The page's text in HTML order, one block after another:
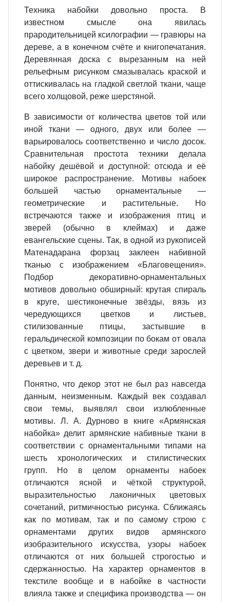
Техника набойки довольно проста. В
известном смысле она явилась
прародительницей ксилографии — гравюры на
дереве, а в конечном счёте и книгопечатания.
Деревянная доска с вырезанным на ней
рельефным рисунком смазывалась краской и
оттискивалась на гладкой светлой ткани, чаще
всего холщовой, реже шерстяной.
В зависимости от количества цветов той или
иной ткани — одного, двух или более —
варьировалось соответственно и число досок.
Сравнительная простота техники делала
набойку дешёвой и доступной: отсюда и её
широкое распространение. Мотивы набоек
большей частью орнаментальные —
геометрические и растительные. Но
встречаются также и изображения птиц и
зверей (обычно в клеймах) и даже
евангельские сцены. Так, в одной из рукописей
Матенадарана форзац заклеен набивной
тканью с изображением «Благовещения».
Подбор декоративно‐орнаментальных
мотивов довольно обширный: крутая спираль
в круге, шестиконечные звёзды, вязь из
чередующихся цветков и листьев,
стилизованные птицы, застывшие в
геральдической композиции по бокам от овала
с цветком, звери и животные среди зарослей
деревьев и т. д.
Понятно, что декор этот не был раз навсегда
данным, неизменным. Каждый век создавал
свои темы, выявлял свои излюбленные
мотивы. Л. А. Дурново в книге «Армянская
набойка» делит армянские набивные ткани в
соответствии с орнаментальными типами на
шесть хронологических и стилистических
групп. Но в целом орнаменты набоек
отличаются ясной и чёткой структурой,
выразительностью лаконичных цветовых
сочетаний, ритмичностью рисунка. Сближаясь
как по мотивам, так и по самому строю с
орнаментами других видов армянского
изобразительного искусства, узоры набоек
отличаются от них большей строгостью и
сдержанностью. На характер орнаментов в
текстиле вообще и в набойке в частности
влияла также и специфика производства — он